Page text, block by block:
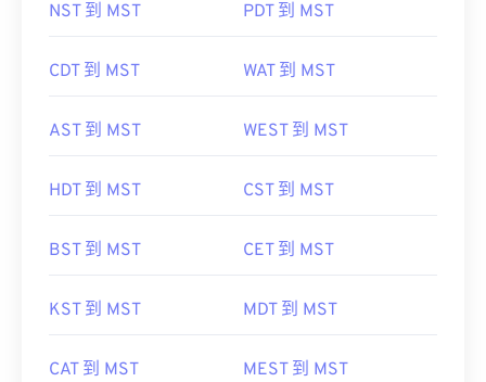
NST 到 MST PDT 到 MST
CDT 到 MST WAT 到 MST
AST 到 MST WEST 到 MST
HDT 到 MST CST 到 MST
BST 到 MST CET 到 MST
KST 到 MST MDT 到 MST
CAT 到 MST MEST 到 MST